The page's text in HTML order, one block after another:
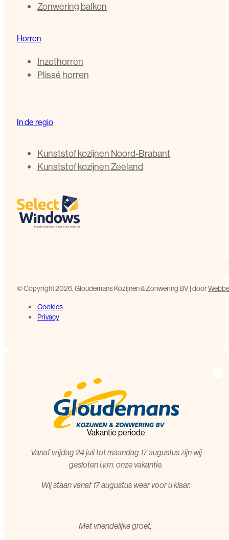
Zonwering balkon
Horren
Inzethorren
Plissé horren
In de regio
Kunststof kozijnen Noord-Brabant
Kunststof kozijnen Zeeland
©️ Copyright 2026, Gloudemans Kozijnen & Zonwering BV | door
Cookies
Privacy
Vakantie periode
Vanaf vrijdag 24 juli tot maandag 17 augustus zijn wij
gesloten i.v.m. onze vakantie.
Wij staan vanaf 17 augustus weer voor u klaar.
Met vriendelijke groet,